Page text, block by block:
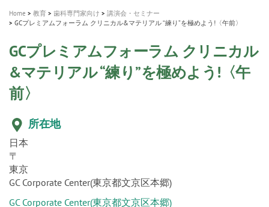
Home 教育 歯科専門家向け
講演会・セミナー
GCプレミアムフォーラム クリニカル&マテリアル “練り”を極めよう!〈午前〉
GCプレミアムフォーラム クリニカル
&マテリアル “練り”を極めよう!〈午
前〉
所在地
日本
〒
東京
GC Corporate Center(東京都文京区本郷)
GC Corporate Center(東京都文京区本郷)